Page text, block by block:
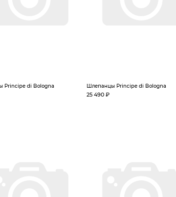
Principe di Bologna Шлепанцы Principe di Bologna
25 490 ₽